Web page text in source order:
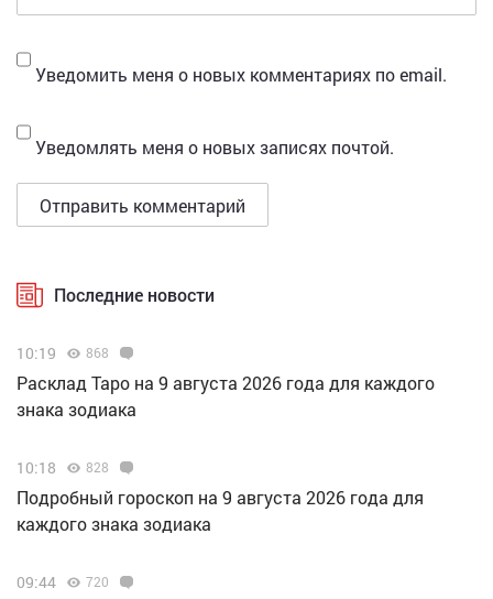
Уведомить меня о новых комментариях по email.
Уведомлять меня о новых записях почтой.
Последние новости
10:19 868
Расклад Таро на 9 августа 2026 года для каждого
знака зодиака
10:18 828
Подробный гороскоп на 9 августа 2026 года для
каждого знака зодиака
09:44 720